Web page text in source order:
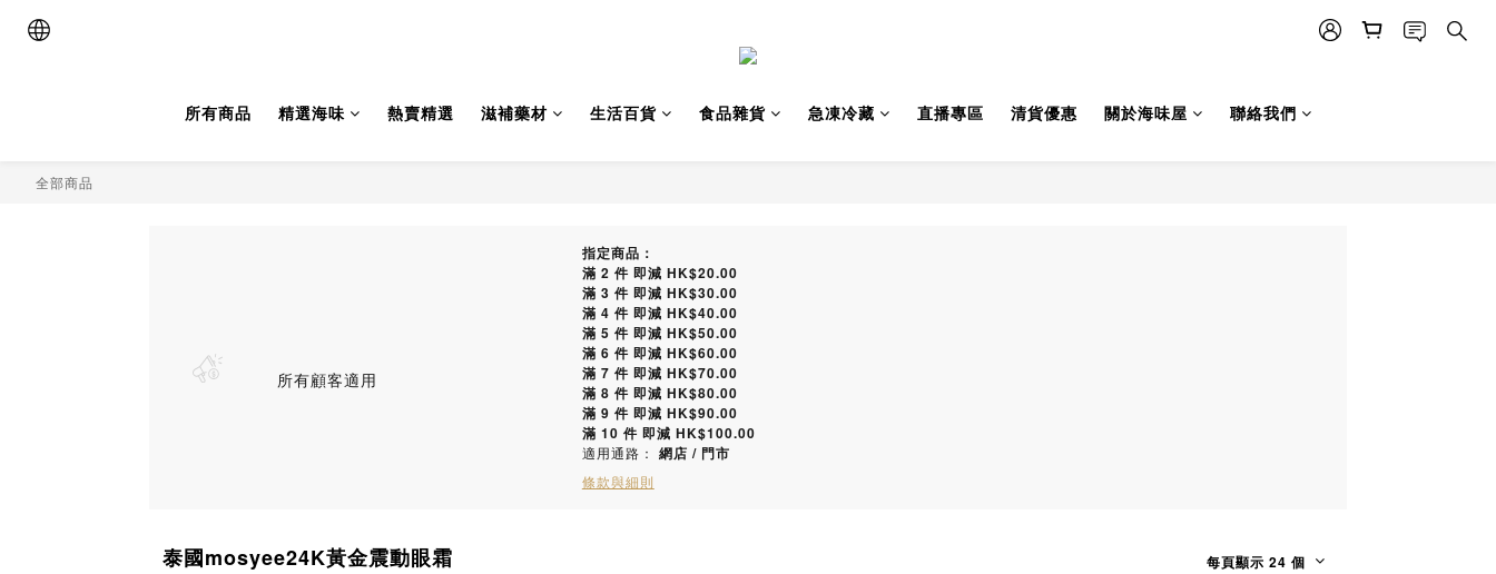
所有商品 精選海味 熱賣精選 滋補藥材 生活百貨 食品雜貨 急凍冷藏 直播專區 清貨優惠 關於海味屋 聯絡我們
全部商品
所有顧客適用
指定商品：
滿 2 件 即減 HK$20.00
滿 3 件 即減 HK$30.00
滿 4 件 即減 HK$40.00
滿 5 件 即減 HK$50.00
滿 6 件 即減 HK$60.00
滿 7 件 即減 HK$70.00
滿 8 件 即減 HK$80.00
滿 9 件 即減 HK$90.00
滿 10 件 即減 HK$100.00
適用通路： 網店 / 門市
條款與細則
泰國mosyee24K黃金震動眼霜 每頁顯示 24 個